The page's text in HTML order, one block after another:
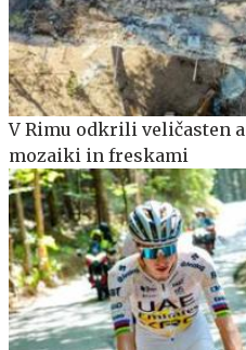
V Rimu odkrili veličasten
mozaiki in freskami